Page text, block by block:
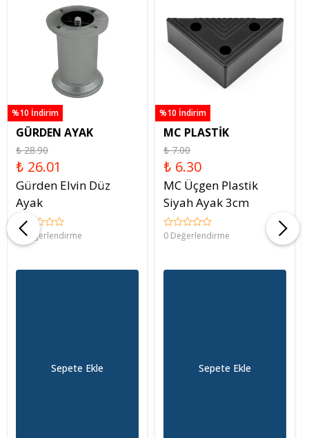
%10 İndirim
GÜRDEN AYAK
₺ 28.90
₺ 26.01
Gürden Elvin Düz
Ayak
0 Değerlendirme
Sepete Ekle
%10 İndirim
MC PLASTİK
₺ 7.00
₺ 6.30
MC Üçgen Plastik
Siyah Ayak 3cm
0 Değerlendirme
Sepete Ekle